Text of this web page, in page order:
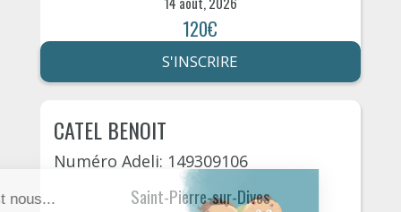
120€
S'INSCRIRE
CATEL BENOIT
Numéro Adeli: 149309106
Saint-Pierre-sur-Dives